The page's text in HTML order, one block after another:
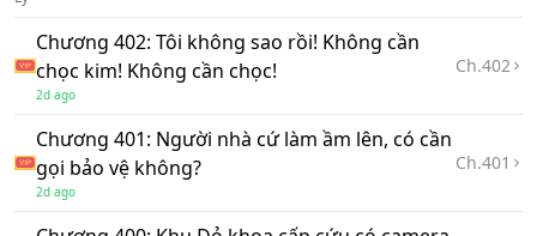
"Đinh! 【 Hệ Thống Đại Y Toàn Năng 】 đã trói định!"
"Phát gói quà tân thủ: Nhận được 【 Thuật tay không cầm
máu cấp Đại Sư 】, 【 Thuật khâu vết thương cấp Hoàn Mỹ
】!"
Dưới ánh mắt kinh hãi của y tá và sự ngỡ ngàng của chủ
nhiệm khoa, Lục Thần đẩy bác sĩ mổ chính ra: "Tránh ra, để
Chương 402: Tôi không sao rồi! Không cần
chọc kim! Không cần chọc!
2d ago
Ch.402
Chương 401: Người nhà cứ làm ầm lên, có cần
gọi bảo vệ không?
2d ago
Ch.401